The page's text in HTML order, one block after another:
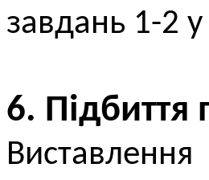
завдань 1-2
6. Підбиття